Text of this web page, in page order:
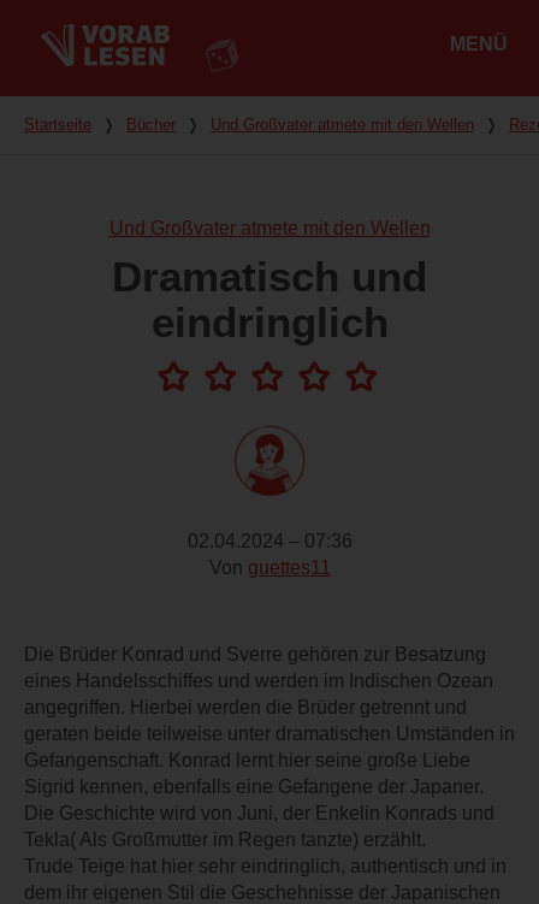
MENÜ
Du bist hier
Startseite ❭ Bücher ❭ Und Großvater atmete mit den Wellen ❭
Und Großvater atmete mit den Wellen
Dramatisch und
eindringlich
02.04.2024 – 07:36
Von guettes11
Die Brüder Konrad und Sverre gehören zur Besatzung
eines Handelsschiffes und werden im Indischen Ozean
angegriffen. Hierbei werden die Brüder getrennt und
geraten beide teilweise unter dramatischen Umständen in
Gefangenschaft. Konrad lernt hier seine große Liebe
Sigrid kennen, ebenfalls eine Gefangene der Japaner.
Die Geschichte wird von Juni, der Enkelin Konrads und
Tekla( Als Großmutter im Regen tanzte) erzählt.
Trude Teige hat hier sehr eindringlich, authentisch und in
dem ihr eigenen Stil die Geschehnisse der Japanischen